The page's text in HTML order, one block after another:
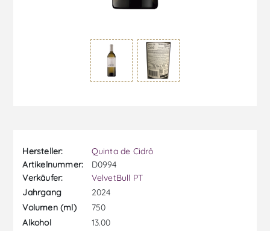
Hersteller:
Quinta de Cidrô
Artikelnummer:
D0994
Verkäufer:
VelvetBull PT
Jahrgang
2024
Volumen (ml)
750
Alkohol
13.00